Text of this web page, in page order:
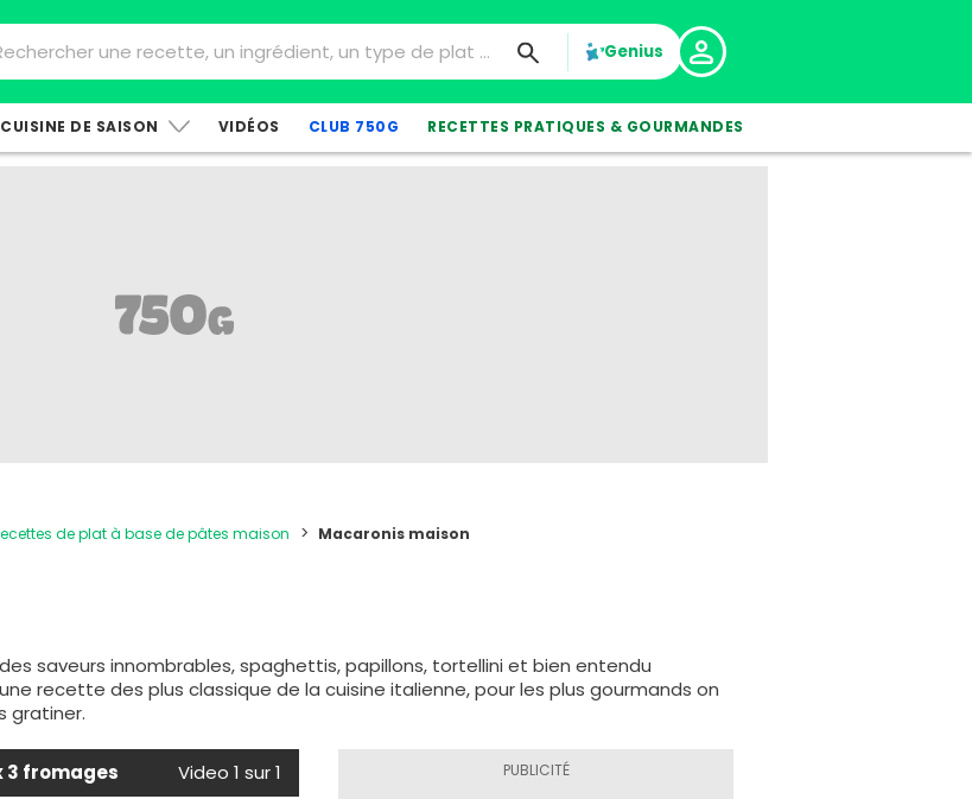
Genius
CUISINE DE SAISON VIDÉOS CLUB 750G RECETTES PRATIQUES & GOURMANDES
de plat à base de pâtes maison Macaronis maison
saveurs innombrables, spaghettis, papillons, tortellini et bien entendu
recette des plus classique de la cuisine italienne, pour les plus gourmands on
gratiner.
3 fromages Video 1 sur 1